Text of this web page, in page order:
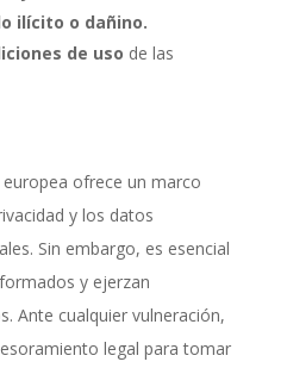
ilícito o dañino.
de uso de las
ofrece un marco
y los datos
Sin embargo, es esencial
y ejerzan
Ante cualquier vulneración,
legal para tomar